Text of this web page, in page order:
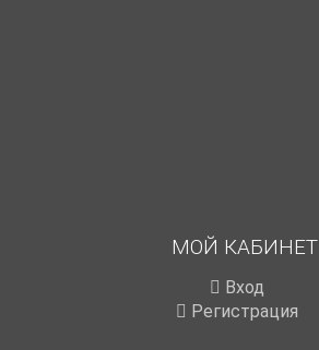
МОЙ КАБИНЕТ
Вход
Регистрация